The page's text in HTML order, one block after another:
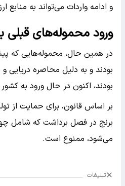
و ادامه واردات می‌تواند به منابع
ورود محموله‌های قبلی
در همین حال، محموله‌هایی که
بودند و به دلیل محاصره دریایی
بودند، اکنون در حال ورود به
بر اساس قانون، برای حمایت از
برنج در فصل برداشت که شامل
می‌شود، ممنوع است.
تبلیغات